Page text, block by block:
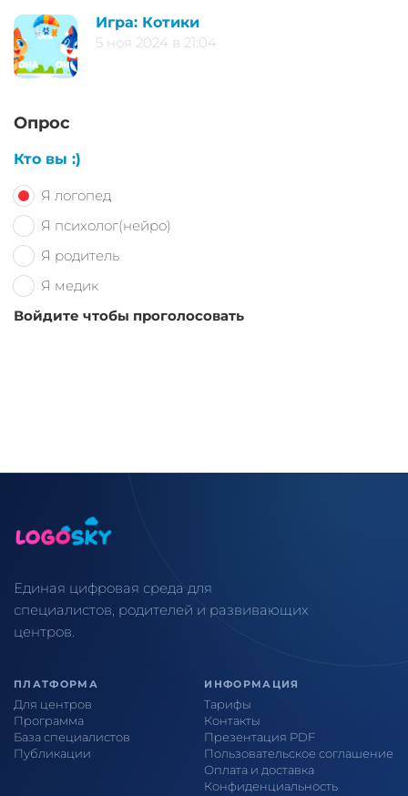
Игра: Котики
5 ноя 2024 в 21:04
Опрос
Кто вы :)
Я логопед
Я психолог(нейро)
Я родитель
Я медик
Войдите чтобы проголосовать
Единая цифровая среда для
специалистов, родителей и развивающих
центров.
ПЛАТФОРМА
Для центров
Программа
База специалистов
Публикации
ИНФОРМАЦИЯ
Тарифы
Контакты
Презентация PDF
Пользовательское соглашение
Оплата и доставка
Конфиденциальность